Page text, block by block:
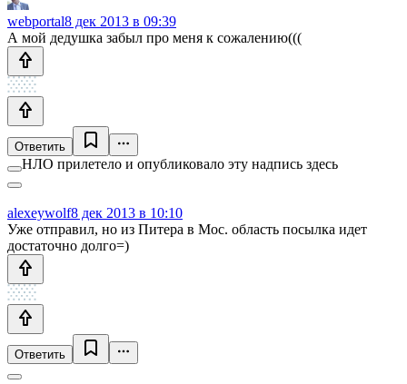
webportal8 дек 2013 в 09:39
А мой дедушка забыл про меня к сожалению(((
Ответить
НЛО прилетело и опубликовало эту надпись здесь
alexeywolf8 дек 2013 в 10:10
Уже отправил, но из Питера в Мос. область посылка идет
достаточно долго=)
Ответить